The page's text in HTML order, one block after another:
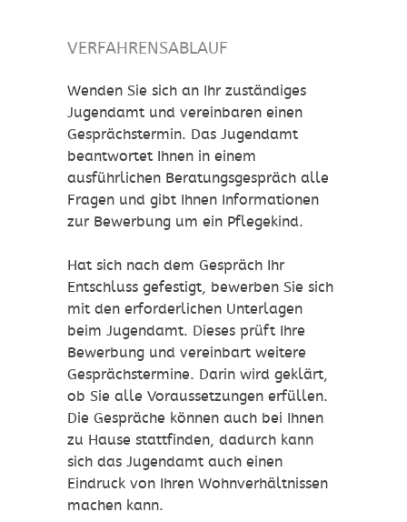
VERFAHRENSABLAUF
Wenden Sie sich an Ihr zuständiges
Jugendamt und vereinbaren einen
Gesprächstermin. Das Jugendamt
beantwortet Ihnen in einem
ausführlichen Beratungsgespräch alle
Fragen und gibt Ihnen Informationen
zur Bewerbung um ein Pflegekind.
Hat sich nach dem Gespräch Ihr
Entschluss gefestigt, bewerben Sie sich
mit den erforderlichen Unterlagen
beim Jugendamt. Dieses prüft Ihre
Bewerbung und vereinbart weitere
Gesprächstermine. Darin wird geklärt,
ob Sie alle Voraussetzungen erfüllen.
Die Gespräche können auch bei Ihnen
zu Hause stattfinden, dadurch kann
sich das Jugendamt auch einen
Eindruck von Ihren Wohnverhältnissen
machen kann.